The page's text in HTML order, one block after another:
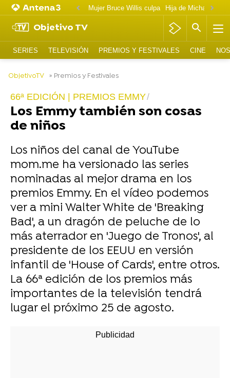
Mujer Bruce Willis culpa
Objetivo TV
SERIES TELEVISIÓN PREMIOS Y FESTIVALES CINE
ObjetivoTV » Premios y Festivales
66ª EDICIÓN | PREMIOS EMMY
Los Emmy también son cosas
de niños
Los niños del canal de YouTube
mom.me ha versionado las series
nominadas al mejor drama en los
premios Emmy. En el vídeo podemos
ver a mini Walter White de 'Breaking
Bad', a un dragón de peluche de lo
más aterrador en 'Juego de Tronos', al
presidente de los EEUU en versión
infantil de 'House of Cards', entre otros.
La 66ª edición de los premios más
importantes de la televisión tendrá
lugar el próximo 25 de agosto.